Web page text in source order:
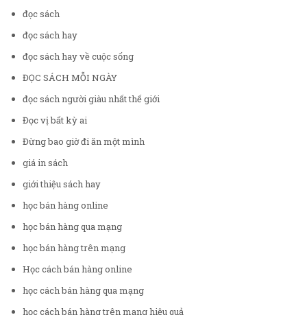
đọc sách
đọc sách hay
đọc sách hay về cuộc sống
ĐỌC SÁCH MỖI NGÀY
đọc sách người giàu nhất thế giới
Đọc vị bất kỳ ai
Đừng bao giờ đi ăn một mình
giá in sách
giới thiệu sách hay
học bán hàng online
học bán hàng qua mạng
học bán hàng trên mạng
Học cách bán hàng online
học cách bán hàng qua mạng
học cách bán hàng trên mạng hiệu quả